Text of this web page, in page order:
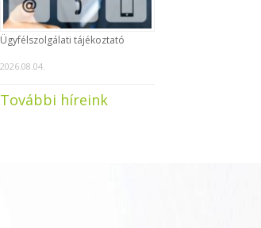
Ügyfélszolgálati tájékoztató
2026.08.04.
További híreink